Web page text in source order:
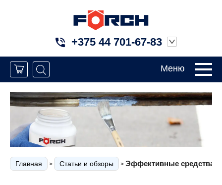
+375 44 701-67-83
Меню
Главная > Статьи и обзоры > Эффективные средства